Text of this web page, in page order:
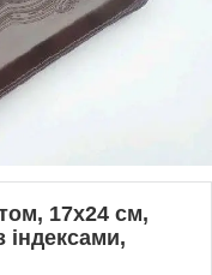
17х24 см,
індексами,